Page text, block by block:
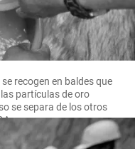
recogen en baldes que
partículas de oro
se separa de los otros